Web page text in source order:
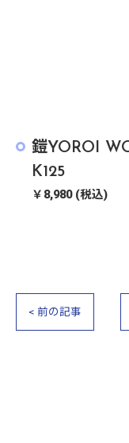
鎧YOROI
K125
￥8,980 (税込)
< 前の記事